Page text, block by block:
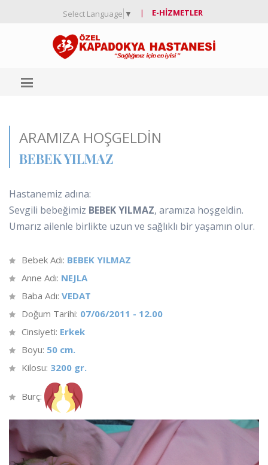
Select Language ▼ | E-HIZMETLER
ARAMIZA HOŞGELDIN
BEBEK YILMAZ
Hastanemiz adına:
Sevgili bebeğimiz BEBEK YILMAZ, aramıza hoşgeldin.
Umarız ailenle birlikte uzun ve sağlıklı bir yaşamın olur.
Bebek Adı: BEBEK YILMAZ
Anne Adı: NEJLA
Baba Adı: VEDAT
Doğum Tarihi: 07/06/2011 - 12.00
Cinsiyeti: Erkek
Boyu: 50 cm.
Kilosu: 3200 gr.
Burç: